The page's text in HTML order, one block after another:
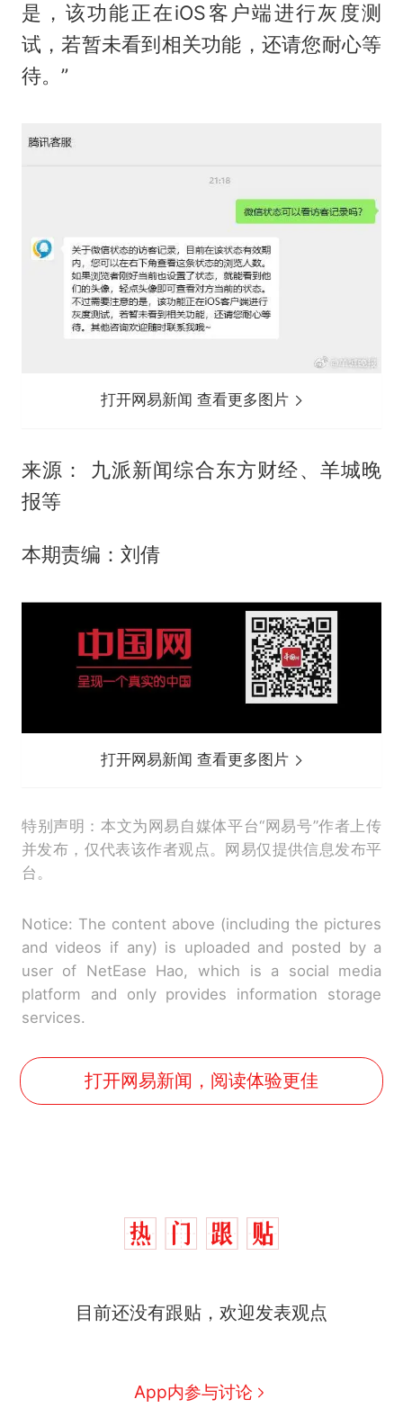
是，该功能正在iOS客户端进行灰度测
试，若暂未看到相关功能，还请您耐心等
待。”
打开网易新闻 查看更多图片
来源： 九派新闻综合东方财经、羊城晚
报等
本期责编：刘倩
打开网易新闻 查看更多图片
特别声明：本文为网易自媒体平台“网易号”作者上传
并发布，仅代表该作者观点。网易仅提供信息发布平
台。
Notice: The content above (including the pictures
and videos if any) is uploaded and posted by a
user of NetEase Hao, which is a social media
platform and only provides information storage
services.
打开网易新闻，阅读体验更佳
目前还没有跟贴，欢迎发表观点
App内参与讨论